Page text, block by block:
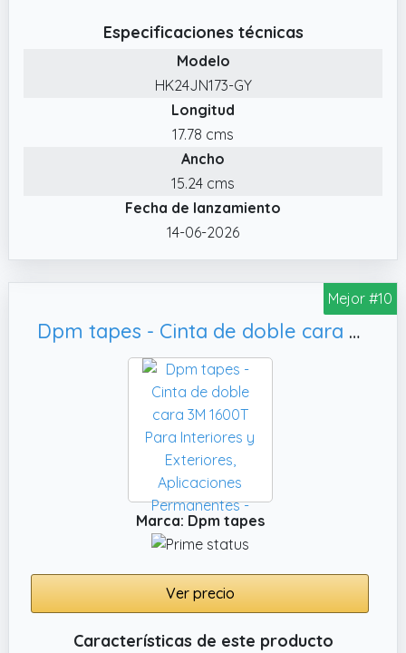
fuerte poder adhesivo, fijando de forma
confiable una amplia variedad de materiales
sin preocuparse por aflojamientos o
desprendimientos.
✔️ Impermeable y resistente a la
temperatura. : La cinta de acrílico
modificado de FIXCHORD es resistente a la
luz UV, humedad, solventes y químicos,
garantizando el sellado y la unión perfecta
✔️ Uso fácil. : Esta cinta de montura
resistente de doble faz es fácil de usar;
simplemente pele la cinta y péguela a la
superficie deseada.
✔️ Cinta multipropósito. : La cinta resistente
de doble faz es usada en muchos sectores,
incluyendo transporte, electrodomésticos,
construcción, señales y letreros y decoración
general de hogares y oficinas.
Especificaciones técnicas
Modelo
HK24JN173-GY
Longitud
17.78 cms
Ancho
15.24 cms
Fecha de lanzamiento
14-06-2026
Mejor #10
Dpm tapes - Cinta de doble cara 3M 1600T Para Interiores y Exteriores, Aplicaciones Permanentes -
Marca: Dpm tapes
Ver precio
Características de este producto